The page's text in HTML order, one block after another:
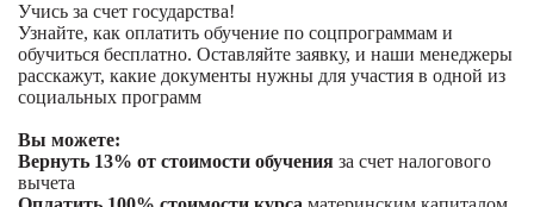
Учись за счет государства!
Узнайте, как оплатить обучение по соцпрограммам и
обучиться бесплатно. Оставляйте заявку, и наши менеджеры
расскажут, какие документы нужны для участия в одной из
социальных программ
Вы можете:
Вернуть 13% от стоимости обучения за счет налогового
вычета